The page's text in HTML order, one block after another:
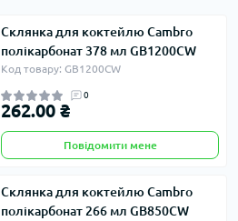
Склянка для коктейлю Cambro
полікарбонат 378 мл GB1200CW
Код товару: GB1200CW
0
262.00 ₴
Повідомити мене
Склянка для коктейлю Cambro
полікарбонат 266 мл GB850CW